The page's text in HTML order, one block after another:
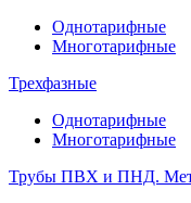
Однотарифные
Многотарифные
Трехфазные
Однотарифные
Многотарифные
Трубы ПВХ и ПНД.